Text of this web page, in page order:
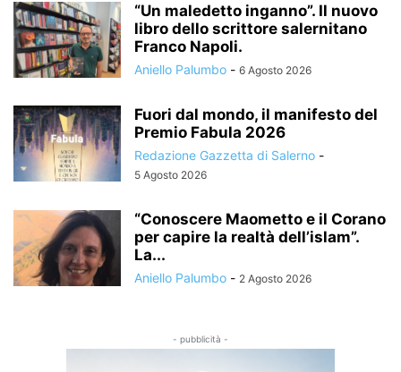
“Un maledetto inganno”. Il nuovo
libro dello scrittore salernitano
Franco Napoli.
Aniello Palumbo - 6 Agosto 2026
Fuori dal mondo, il manifesto del
Premio Fabula 2026
Redazione Gazzetta di Salerno -
5 Agosto 2026
“Conoscere Maometto e il Corano
per capire la realtà dell’islam”.
La...
Aniello Palumbo - 2 Agosto 2026
- pubblicità -